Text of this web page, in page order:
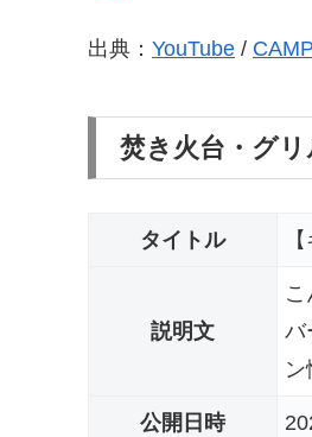
出典： YouTube /
焚き火台・グ
タイトル
説明文
バ
公開日時